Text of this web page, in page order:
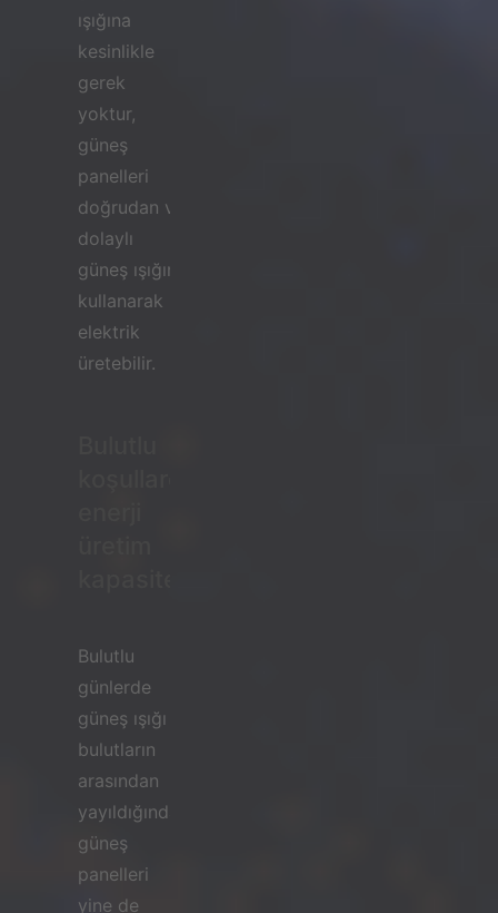
ışığına
kesinlikle
gerek
yoktur,
güneş
panelleri
doğrudan ve
dolaylı
güneş ışığını
kullanarak
elektrik
üretebilir.
Bulutlu
günlerde
güneş ışığı
bulutların
arasından
yayıldığında,
güneş
panelleri
yine de